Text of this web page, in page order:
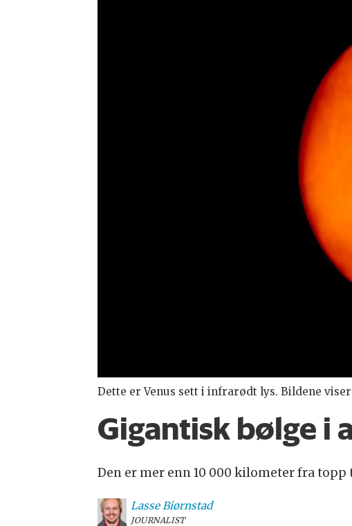
Dette er Venus sett i infrarødt lys. Bildene
Gigantisk bølge i
Den er mer enn 10 000 kilometer fra
Lasse Biørnstad
JOURNALIST